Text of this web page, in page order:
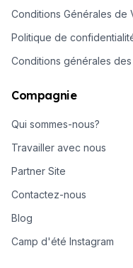
Conditions Générales de
Politique de
Conditions générales
Compagnie
Qui sommes-nous?
Travailler avec nous
Partner Site
Contactez-nous
Blog
Camp d'été Instagram